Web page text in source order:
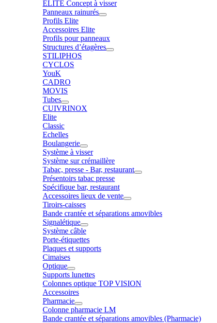
ELITE Concept à visser
Panneaux rainurés
Profils Elite
Accessoires Elite
Profils pour panneaux
Structures d’étagères
STILIPHOS
CYCLOS
YouK
CADRO
MOVIS
Tubes
CUIVRINOX
Elite
Classic
Echelles
Boulangerie
Système à visser
Système sur crémaillère
Tabac, presse - Bar, restaurant
Présentoirs tabac presse
Spécifique bar, restaurant
Accessoires lieux de vente
Tiroirs-caisses
Bande crantée et séparations amovibles
Signalétique
Système câble
Porte-étiquettes
Plaques et supports
Cimaises
Optique
Supports lunettes
Colonnes optique TOP VISION
Accessoires
Pharmacie
Colonne pharmacie LM
Bande crantée et séparations amovibles (Pharmacie)